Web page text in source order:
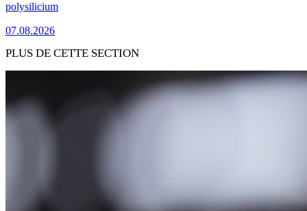
polysilicium
07.08.2026
PLUS DE CETTE SECTION